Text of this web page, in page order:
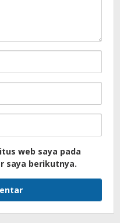
web saya pada
saya berikutnya.